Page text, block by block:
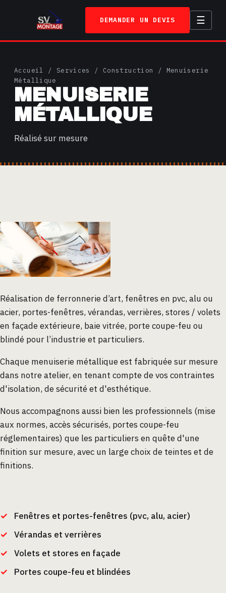
SERVICES
TRAVAUX
DEMANDER UN DEVIS ☰
Accueil / Services / Construction
/ Menuiserie
Métallique
MENUISERIE
MÉTALLIQUE
Réalisé sur mesure
Réalisation de ferronnerie d’art, fenêtres en pvc, alu ou
acier, portes-fenêtres, vérandas, verrières, stores / volets
en façade extérieure, baie vitrée, porte coupe-feu ou
blindé pour l’industrie et particuliers.
Chaque menuiserie métallique est fabriquée sur mesure
dans notre atelier, en tenant compte de vos contraintes
d'isolation, de sécurité et d'esthétique.
Nous accompagnons aussi bien les professionnels (mise
aux normes, accès sécurisés, portes coupe-feu
réglementaires) que les particuliers en quête d'une
finition sur mesure, avec un large choix de teintes et de
finitions.
Fenêtres et portes-fenêtres (pvc, alu, acier)
Vérandas et verrières
Volets et stores en façade
Portes coupe-feu et blindées